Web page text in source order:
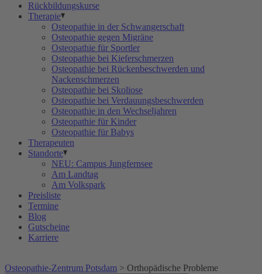
Rückbildungskurse
Therapie
Osteopathie in der Schwangerschaft
Osteopathie gegen Migräne
Osteopathie für Sportler
Osteopathie bei Kieferschmerzen
Osteopathie bei Rückenbeschwerden und
Nackenschmerzen
Osteopathie bei Skoliose
Osteopathie bei Verdauungsbeschwerden
Osteopathie in den Wechseljahren
Osteopathie für Kinder
Osteopathie für Babys
Therapeuten
Standorte
NEU: Campus Jungfernsee
Am Landtag
Am Volkspark
Preisliste
Termine
Blog
Gutscheine
Karriere
Osteopathie-Zentrum Potsdam > Orthopädische Probleme